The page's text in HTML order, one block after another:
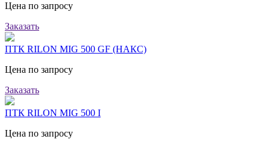
Цена по запросу
Заказать
ПТК RILON MIG 500 GF (НАКС)
Цена по запросу
Заказать
ПТК RILON MIG 500 I
Цена по запросу